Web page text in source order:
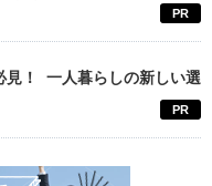
PR
見！ 一人暮らしの新しい選
PR